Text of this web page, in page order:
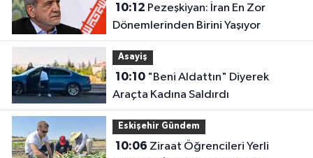
10:12
Dönemlerinden Birini Yaşıyor
Asayiş
10:10"Beni Aldattın" Diyerek
Araçta Kadına Saldırdı
Eskişehir Gündem
10:06